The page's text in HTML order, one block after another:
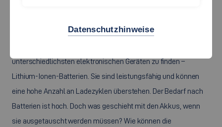
unterschiedlichsten elektronischen Geräten zu finden –
Lithium-Ionen-Batterien. Sie sind leistungsfähig und können
eine hohe Anzahl an Ladezyklen überstehen. Der Bedarf nach
Batterien ist hoch. Doch was geschieht mit den Akkus, wenn
sie ausgetauscht werden müssen? Wie können die
Datenschutzhinweise